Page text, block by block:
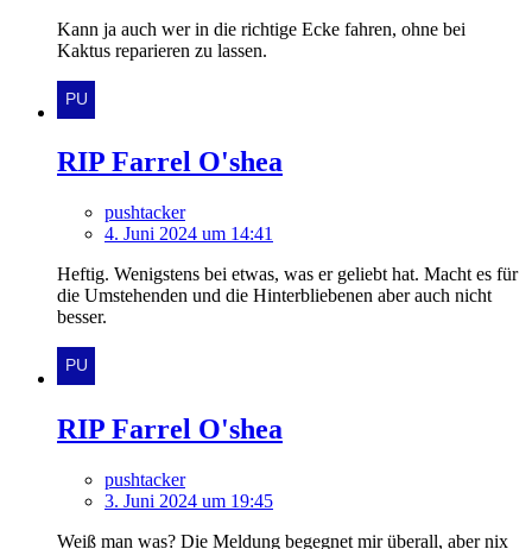
Kann ja auch wer in die richtige Ecke fahren, ohne bei
Kaktus reparieren zu lassen.
RIP Farrel O'shea
pushtacker
4. Juni 2024 um 14:41
Heftig. Wenigstens bei etwas, was er geliebt hat. Macht es für
die Umstehenden und die Hinterbliebenen aber auch nicht
besser.
RIP Farrel O'shea
pushtacker
3. Juni 2024 um 19:45
Weiß man was? Die Meldung begegnet mir überall, aber nix